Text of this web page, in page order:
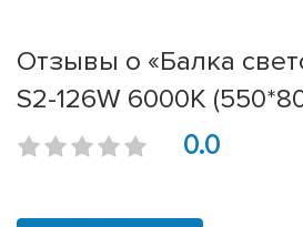
Отзывы о «Балка
S2-126W 6000K
0.0